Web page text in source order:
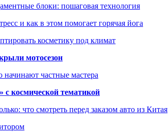
блоки: пошаговая технология
и как в этом помогает горячая йога
косметику под климат
мотосезон
частные мастера
с космической тематикой
что смотреть перед заказом авто из Китая